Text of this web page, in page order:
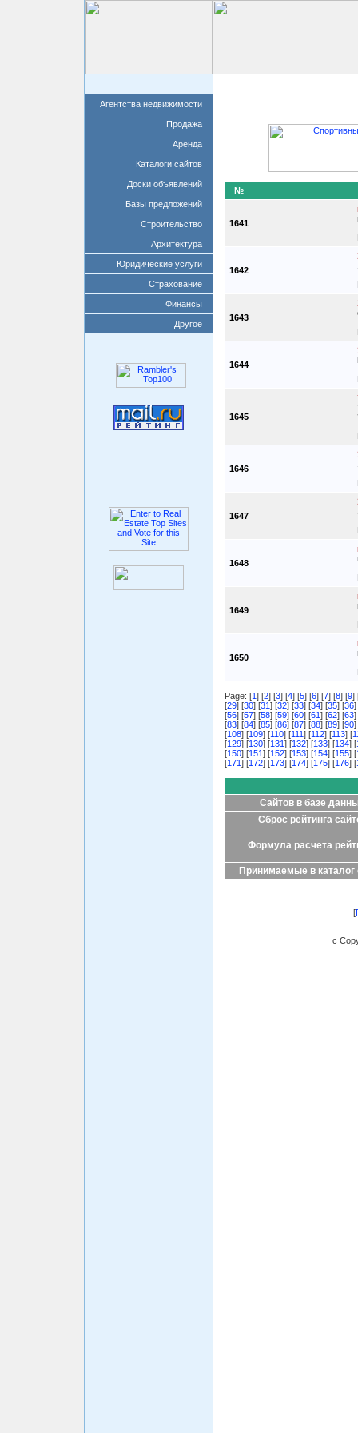
Агентства недвижимости
Продажа
Аренда
Каталоги сайтов
Доски объявлений
Базы предложений
Строительство
Архитектура
Юридические услуги
Страхование
Финансы
Другое
№
1641
1642
1643
1644
1645
1646
1647
1648
1649
1650
Page: [1] [2] [3] [4] [5] [6] [7] [8] [9]
[29] [30] [31] [32] [33] [34] [35] [36]
[56] [57] [58] [59] [60] [61] [62] [63]
[83] [84] [85] [86] [87] [88] [89] [90]
[108] [109] [110] [111] [112] [113] [
[129] [130] [131] [132] [133] [134] [
[150] [151] [152] [153] [154] [155] [
[171] [172] [173] [174] [175] [176] [
Сайтов в базе
Сброс рейтинга
Формула расчета
Принимаемые в каталог
[
c